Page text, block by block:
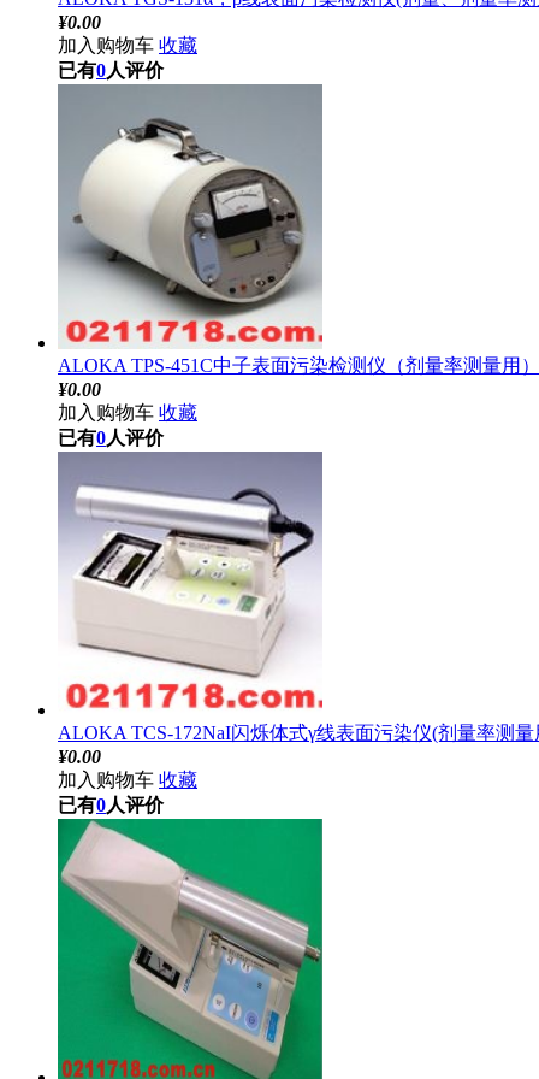
¥0.00
加入购物车 收藏
已有0人评价
ALOKA TPS-451C中子表面污染检测仪（剂量率测量用）
¥0.00
加入购物车 收藏
已有0人评价
ALOKA TCS-172NaI闪烁体式γ线表面污染仪(剂量率测量
¥0.00
加入购物车 收藏
已有0人评价